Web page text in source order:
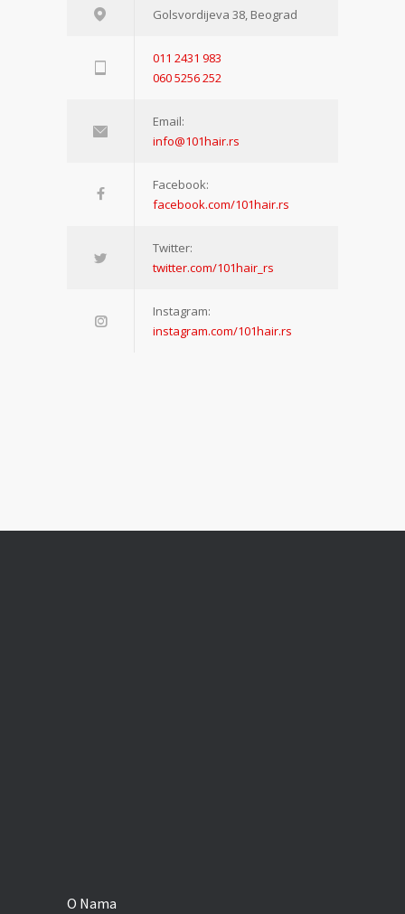
Golsvordijeva 38, Beograd
011 2431 983
060 5256 252
Email:
info@101hair.rs
Facebook:
facebook.com/101hair.rs
Twitter:
twitter.com/101hair_rs
Instagram:
instagram.com/101hair.rs
O Nama